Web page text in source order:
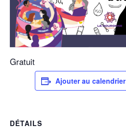
Gratuit
Ajouter au calendrier
DÉTAILS